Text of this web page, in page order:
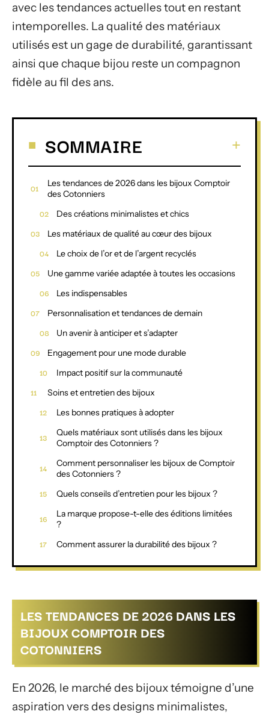
avec les tendances actuelles tout en restant
intemporelles. La qualité des matériaux
utilisés est un gage de durabilité, garantissant
ainsi que chaque bijou reste un compagnon
fidèle au fil des ans.
SOMMAIRE
Les tendances de 2026 dans les bijoux Comptoir
des Cotonniers
Des créations minimalistes et chics
Les matériaux de qualité au cœur des bijoux
Le choix de l’or et de l’argent recyclés
Une gamme variée adaptée à toutes les occasions
Les indispensables
Personnalisation et tendances de demain
Un avenir à anticiper et s’adapter
Engagement pour une mode durable
Impact positif sur la communauté
Soins et entretien des bijoux
Les bonnes pratiques à adopter
Quels matériaux sont utilisés dans les bijoux
Comptoir des Cotonniers ?
Comment personnaliser les bijoux de Comptoir
des Cotonniers ?
Quels conseils d’entretien pour les bijoux ?
La marque propose-t-elle des éditions limitées
?
Comment assurer la durabilité des bijoux ?
LES TENDANCES DE 2026 DANS LES
BIJOUX COMPTOIR DES
COTONNIERS
En 2026, le marché des bijoux témoigne d’une
aspiration vers des designs minimalistes,